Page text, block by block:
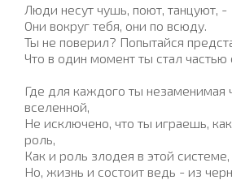
Люди несут чушь, поют, танцуют, -
Они вокруг тебя, они по всюду.
Ты не поверил? Попытайся
Что в один момент ты стал частью
Где для каждого ты незаменимая
вселенной,
Не исключено, что ты играешь,
роль,
Как и роль злодея в этой системе,
Но, жизнь и состоит ведь - из